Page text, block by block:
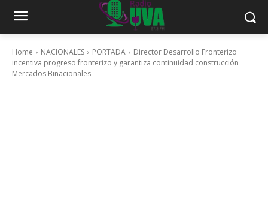
Home NACIONALES PORTADA
Director Desarrollo Fronterizo
incentiva progreso fronterizo y garantiza continuidad construcción
Mercados Binacionales